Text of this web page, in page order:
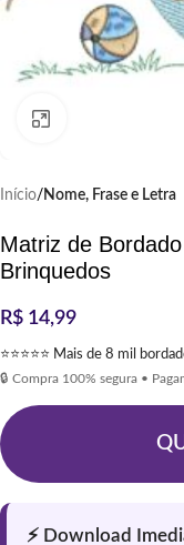
Início Nome, Frase e Letra
Matriz de
Brinquedos
R$ 14,99
⭐⭐⭐⭐⭐ Mais de 8 mil
🔒 Compra 100% segura •